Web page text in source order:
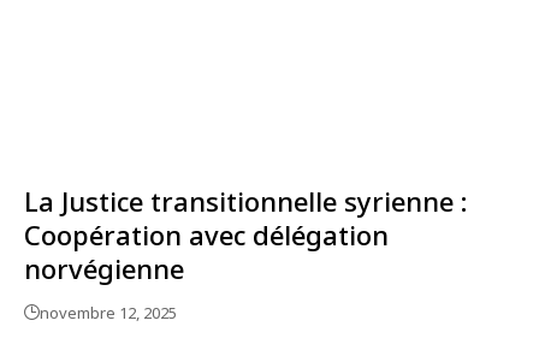
La Justice transitionnelle syrienne :
Coopération avec délégation
norvégienne
novembre 12, 2025